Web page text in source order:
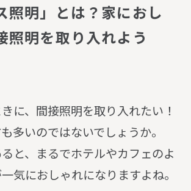
照明 」 と は ？ 家にお し
照明を取 り 入れよ う
に、間接照明を取り入れたい！
多いのではないでしょうか。
と、まるでホテルやカフェのよ
気におしゃれになりますよね。